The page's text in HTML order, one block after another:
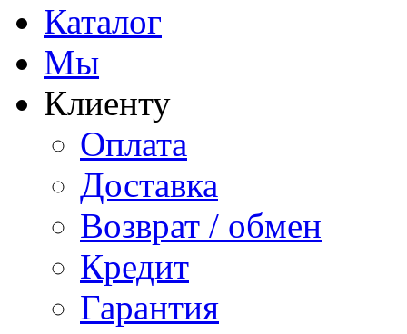
Каталог
Мы
Клиенту
Оплата
Доставка
Возврат / обмен
Кредит
Гарантия